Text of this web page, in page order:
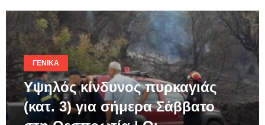
ΓΕΝΙΚΆ
Υψηλός κίνδυνος πυρκαγιάς
(κατ. 3) για σήμερα Σάββατο